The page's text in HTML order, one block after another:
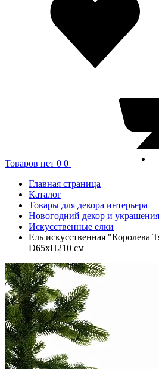
Товаров нет 0 0
Главная страница
Каталог
Товары для декора интерьера
Новогодний декор и украшения
Искусственные елки
Ель искусственная
D65xH210 см